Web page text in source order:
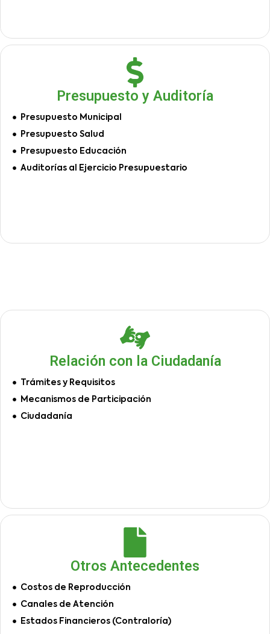
Presupuesto y Auditoría
Presupuesto Municipal
Presupuesto Salud
Presupuesto Educación
Auditorías al Ejercicio Presupuestario
Relación con la Ciudadanía
Trámites y Requisitos
Mecanismos de Participación
Ciudadanía
Otros Antecedentes
Costos de Reproducción
Canales de Atención
Estados Financieros (Contraloría)